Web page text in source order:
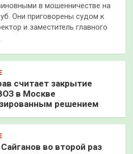
в мошенничестве на
Они приговорены судом к
и заместитель главного
считает закрытие
в Москве
решением
во второй раз